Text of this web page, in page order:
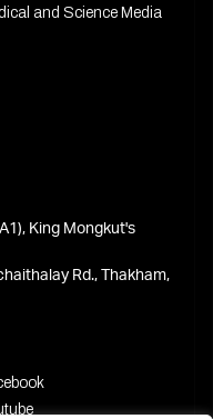
and Science Media
King Mongkut's
Rd., Thakham,